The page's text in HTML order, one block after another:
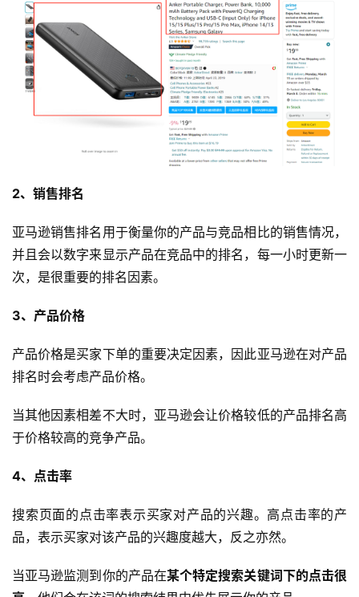
首
页
2、销售排名
亚马逊销售排名用于衡量你的产品与竞品相比的销售情况，
并且会以数字来显示产品在竞品中的排名，每一小时更新一
次，是很重要的排名因素。
3、产品价格
产品价格是买家下单的重要决定因素，因此亚马逊在对产品
排名时会考虑产品价格。
当其他因素相差不大时，亚马逊会让价格较低的产品排名高
于价格较高的竞争产品。
4、点击率
搜索页面的点击率表示买家对产品的兴趣。高点击率的产
品，表示买家对该产品的兴趣度越大，反之亦然。
当亚马逊监测到你的产品在某个特定搜索关键词下的点击很